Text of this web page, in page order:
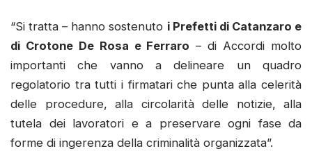
“Si tratta – hanno sostenuto i Prefetti di Catanzaro e
di Crotone De Rosa e Ferraro – di Accordi molto
importanti che vanno a delineare un quadro
regolatorio tra tutti i firmatari che punta alla celerità
delle procedure, alla circolarità delle notizie, alla
tutela dei lavoratori e a preservare ogni fase da
forme di ingerenza della criminalità organizzata”.